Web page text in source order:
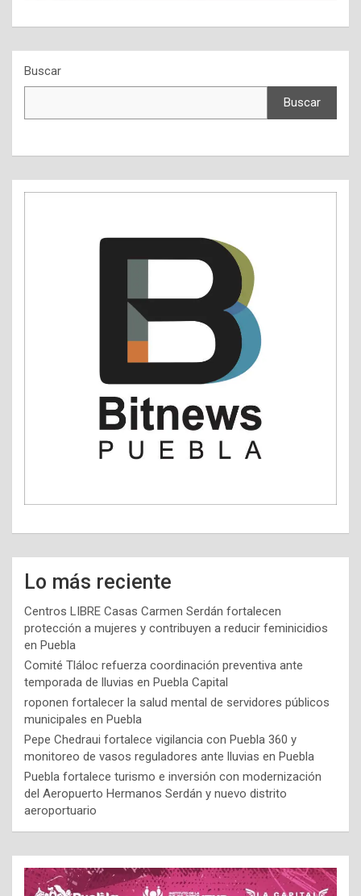
Buscar
Buscar
Lo más reciente
Centros LIBRE Casas Carmen Serdán fortalecen
protección a mujeres y contribuyen a reducir feminicidios
en Puebla
Comité Tláloc refuerza coordinación preventiva ante
temporada de lluvias en Puebla Capital
roponen fortalecer la salud mental de servidores públicos
municipales en Puebla
Pepe Chedraui fortalece vigilancia con Puebla 360 y
monitoreo de vasos reguladores ante lluvias en Puebla
Puebla fortalece turismo e inversión con modernización
del Aeropuerto Hermanos Serdán y nuevo distrito
aeroportuario